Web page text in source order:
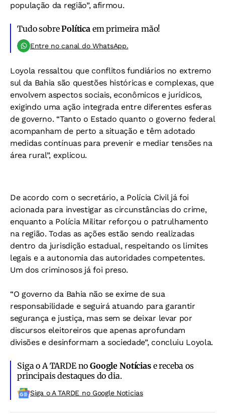
população da região”, afirmou.
Tudo sobrePolíticaem primeira mão!
Entre no canal do WhatsApp.
Loyola ressaltou que conflitos fundiários no extremo
sul da Bahia são questões históricas e complexas, que
envolvem aspectos sociais, econômicos e jurídicos,
exigindo uma ação integrada entre diferentes esferas
de governo. “Tanto o Estado quanto o governo federal
acompanham de perto a situação e têm adotado
medidas contínuas para prevenir e mediar tensões na
área rural”, explicou.
De acordo com o secretário, a Polícia Civil já foi
acionada para investigar as circunstâncias do crime,
enquanto a Polícia Militar reforçou o patrulhamento
na região. Todas as ações estão sendo realizadas
dentro da jurisdição estadual, respeitando os limites
legais e a autonomia das autoridades competentes.
Um dos criminosos já foi preso.
“O governo da Bahia não se exime de sua
responsabilidade e seguirá atuando para garantir
segurança e justiça, mas sem se deixar levar por
discursos eleitoreiros que apenas aprofundam
divisões e desinformam a sociedade”, concluiu Loyola.
Siga o A TARDE noGoogle Notíciase receba os
principais destaques do dia.
Siga o A TARDE no Google Noticias